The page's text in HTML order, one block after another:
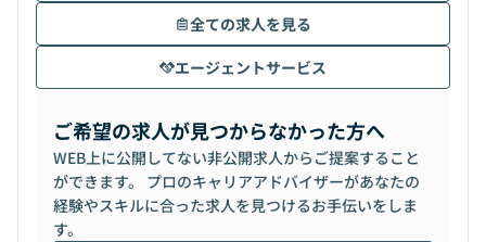
全ての求人を見る
エージェントサービス
ご希望の求人が見つからなかった方へ
WEB上に公開してない非公開求人からご提案すること
ができます。 プロのキャリアアドバイザーがあなたの
経験やスキルに合った求人を見つけるお手伝いをしま
す。